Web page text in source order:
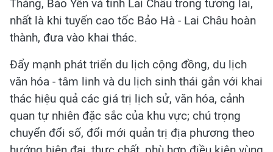
Thắng, Bảo Yên và tỉnh Lai Châu trong tương lai,
nhất là khi tuyến cao tốc Bảo Hà - Lai Châu hoàn
thành, đưa vào khai thác.
Đẩy mạnh phát triển du lịch cộng đồng, du lịch
văn hóa - tâm linh và du lịch sinh thái gắn với khai
thác hiệu quả các giá trị lịch sử, văn hóa, cảnh
quan tự nhiên đặc sắc của khu vực; chú trọng
chuyển đổi số, đổi mới quản trị địa phương theo